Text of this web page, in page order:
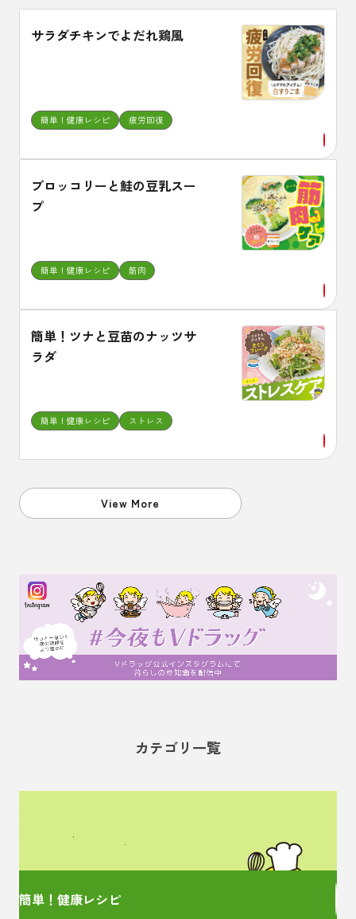
サラダチキンでよだれ鶏風
簡単！健康レシピ 疲労回復
ブロッコリーと鮭の豆乳スー
プ
簡単！健康レシピ 筋肉
簡単！ツナと豆苗のナッツサ
ラダ
簡単！健康レシピ ストレス
View More
カテゴリ一覧
簡単レシピをご紹介！
簡単！健康レシピ